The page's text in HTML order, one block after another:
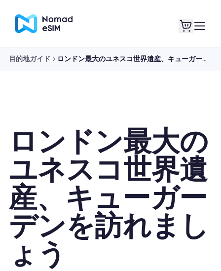
ショッププラン
eSIMについて
Nomad eSIMを使用する理由
目的地ガイド ロンドン最大のユネスコ世界遺産、キューガーデンを訪れましょう
ロンドン最大の
ユネスコ世界遺
産、キューガー
デンを訪れまし
ょう